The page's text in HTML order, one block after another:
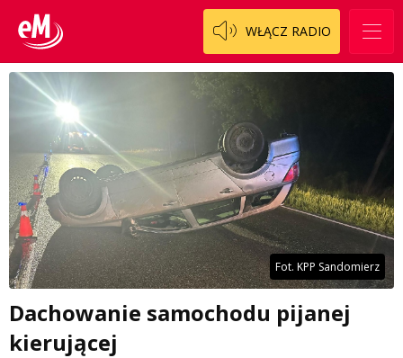
WŁĄCZ RADIO
Fot. KPP Sandomierz
Dachowanie samochodu pijanej
kierującej